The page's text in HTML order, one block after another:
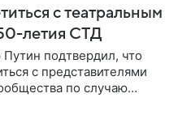
с театральным
летия СТД
подтвердил, что
с представителями
по случаю